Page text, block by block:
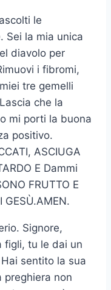
le
Sei la mia unica
diavolo per
i fibromi,
tre gemelli
che la
mi porti la buona
positivo.
ASCIUGA
E Dammi
FRUTTO E
GESÙ.AMEN.
Signore,
figli, tu le dai un
sentito la sua
preghiera non